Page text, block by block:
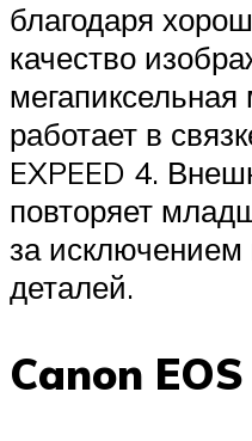
благодаря
качество
мегапиксельная
работает в
EXPEED 4.
повторяет
за исключением
деталей.
Canon